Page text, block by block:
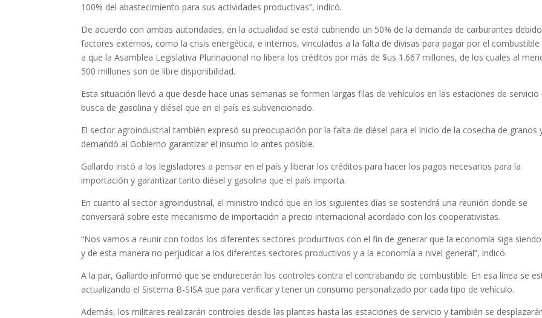
100% del abastecimiento para sus actividades productivas”, indicó.
De acuerdo con ambas autoridades, en la actualidad se está cubriendo un 50% de la demanda de carburantes
factores externos, como la crisis energética, e internos, vinculados a la falta de divisas para pagar por el
a que la Asamblea Legislativa Plurinacional no libera los créditos por más de $us 1.667 millones, de los cuales al
500 millones son de libre disponibilidad.
Esta situación llevó a que desde hace unas semanas se formen largas filas de vehículos en las estaciones de servicio
busca de gasolina y diésel que en el país es subvencionado.
El sector agroindustrial también expresó su preocupación por la falta de diésel para el inicio de la cosecha de granos
demandó al Gobierno garantizar el insumo lo antes posible.
Gallardo instó a los legisladores a pensar en el país y liberar los créditos para hacer los pagos necesarios para la
importación y garantizar tanto diésel y gasolina que el país importa.
En cuanto al sector agroindustrial, el ministro indicó que en los siguientes días se sostendrá una reunión donde se
conversará sobre este mecanismo de importación a precio internacional acordado con los cooperativistas.
“Nos vamos a reunir con todos los diferentes sectores productivos con el fin de generar que la economía siga
y de esta manera no perjudicar a los diferentes sectores productivos y a la economía a nivel general”, indicó.
A la par, Gallardo informó que se endurecerán los controles contra el contrabando de combustible. En esa línea se
actualizando el Sistema B-SISA que para verificar y tener un consumo personalizado por cada tipo de vehículo.
Además, los militares realizarán controles desde las plantas hasta las estaciones de servicio y también se